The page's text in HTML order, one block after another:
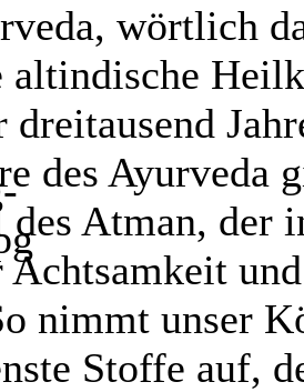
wörtlich
altindische
dreitausend
des Ayurveda
des Atman, der
Achtsamkeit
nimmt unser
Stoffe auf,